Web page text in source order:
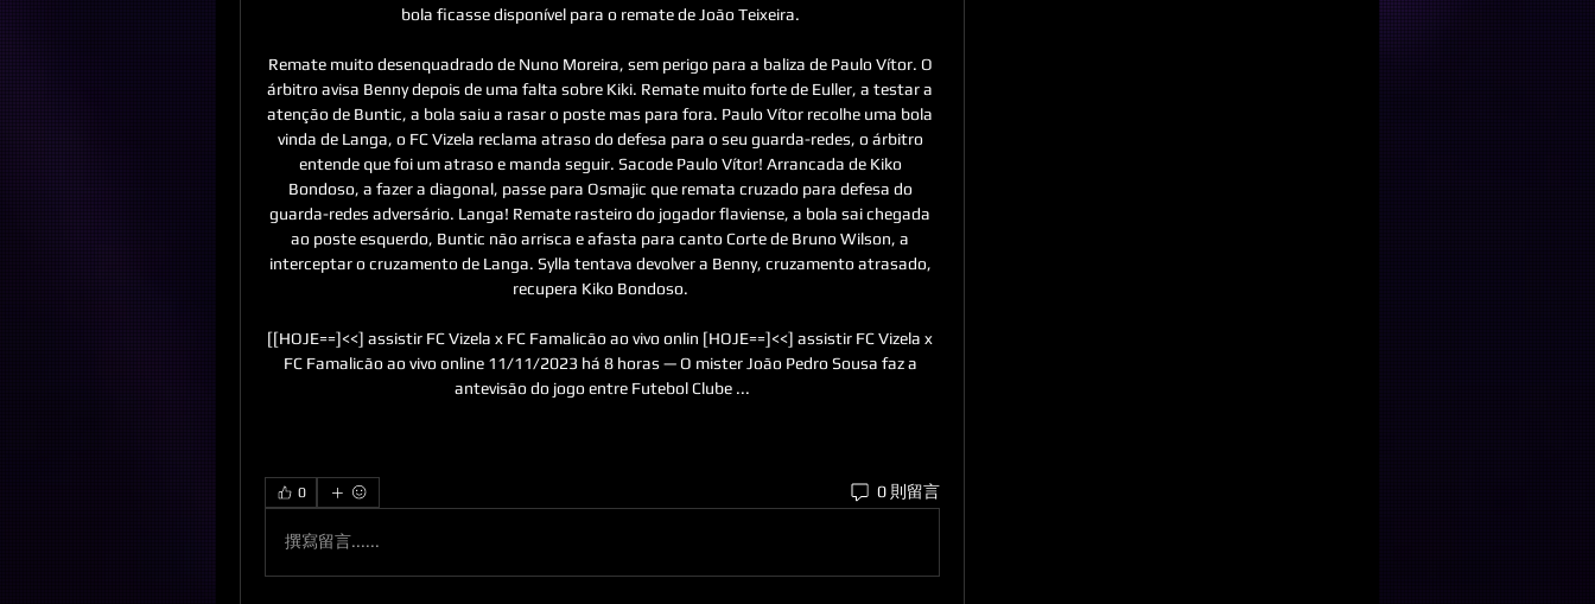
bola ficasse disponível para o remate de João Teixeira.
Remate muito desenquadrado de Nuno Moreira, sem perigo para a baliza de Paulo Vítor. O
árbitro avisa Benny depois de uma falta sobre Kiki. Remate muito forte de Euller, a testar a
atenção de Buntic, a bola saiu a rasar o poste mas para fora. Paulo Vítor recolhe uma bola
vinda de Langa, o FC Vizela reclama atraso do defesa para o seu guarda-redes, o árbitro
entende que foi um atraso e manda seguir. Sacode Paulo Vítor! Arrancada de Kiko
Bondoso, a fazer a diagonal, passe para Osmajic que remata cruzado para defesa do
guarda-redes adversário. Langa! Remate rasteiro do jogador flaviense, a bola sai chegada
ao poste esquerdo, Buntic não arrisca e afasta para canto Corte de Bruno Wilson, a
interceptar o cruzamento de Langa. Sylla tentava devolver a Benny, cruzamento atrasado,
recupera Kiko Bondoso.
[[HOJE==]<<] assistir FC Vizela x FC Famalicão ao vivo onlin [HOJE==]<<] assistir FC Vizela x
FC Famalicão ao vivo online 11/11/2023 há 8 horas — O mister João Pedro Sousa faz a
antevisão do jogo entre Futebol Clube ...
0 0 則留言
撰寫留言......